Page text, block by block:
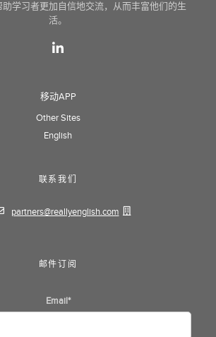
学习者更加自信地交流，从而丰富他们的生
活。
移动APP
Other Sites
English
联系我们
partners@reallyenglish.com
邮件订阅
Email*